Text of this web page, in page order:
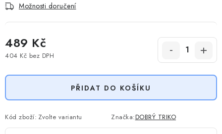
Možnosti doručení
489 Kč
404 Kč bez DPH
PŘIDAT DO KOŠÍKU
Kód zboží: Zvolte variantu Značka:DOBRÝ TRIKO